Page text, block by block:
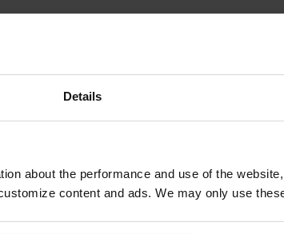
Details
about the performance and use of the
content and ads. We may only use
za přípravu a koordinaci stavebních projektů,